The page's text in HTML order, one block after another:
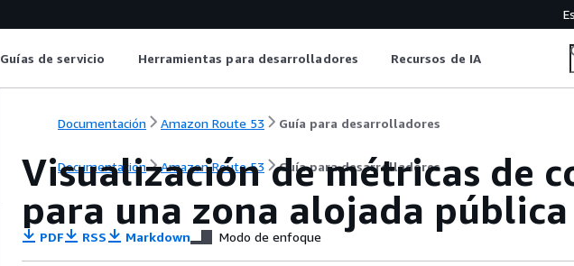
Guías de servicio Herramientas para desarrolladores Recursos de IA
Documentación Amazon Route 53 Guía para desarrolladores
Documentación Amazon Route 53 Guía para desarrolladores
Visualización de métricas de
para una zona alojada pública
PDF RSS Markdown Modo de enfoque